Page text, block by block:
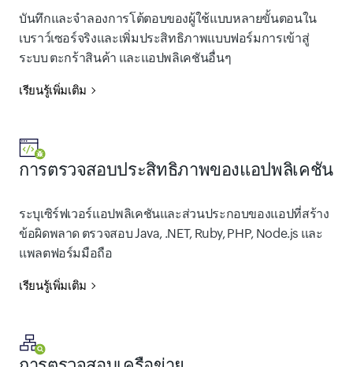
บันทึกและจำลองการโต้ตอบของผู้ใช้แบบหลายขั้นตอนใน
เบราว์เซอร์จริงและเพิ่มประสิทธิภาพแบบฟอร์มการเข้าสู่
ระบบ ตะกร้าสินค้า และแอปพลิเคชันอื่นๆ
เรียนรู้เพิ่มเติม
การตรวจสอบประสิทธิภาพของแอปพลิเคชัน
ระบุเซิร์ฟเวอร์แอปพลิเคชันและส่วนประกอบของแอปที่สร้าง
ข้อผิดพลาด ตรวจสอบ Java, .NET, Ruby, PHP, Node.js และ
แพลตฟอร์มมือถือ
เรียนรู้เพิ่มเติม